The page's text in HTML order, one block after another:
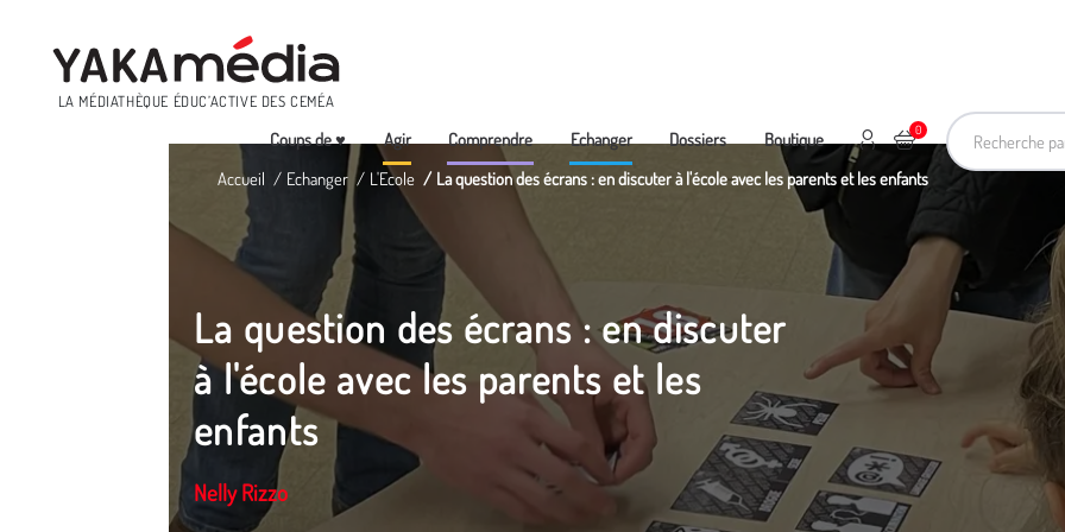
LA MÉDIATHÈQUE ÉDUC’ACTIVE DES CEMÉA
Recherche
Menu
Coups de ♥ Agir Comprendre Echanger Dossiers Boutique 0
Ajouter au panier
Mon compte
Accueil Echanger L'Ecole La question des écrans : en discuter à l'école avec les parents et les enfants
La question des écrans : en discuter
à l'école avec les parents et les
enfants
Nelly Rizzo